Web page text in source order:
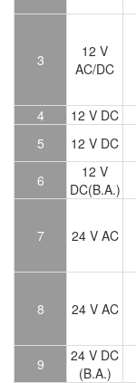
3
12 V
AC/DC
4 12 V DC
5
12 V DC
6
12 V
DC(B.A.)
7 24 V AC
8 24 V AC
9
24 V DC
(B.A.)